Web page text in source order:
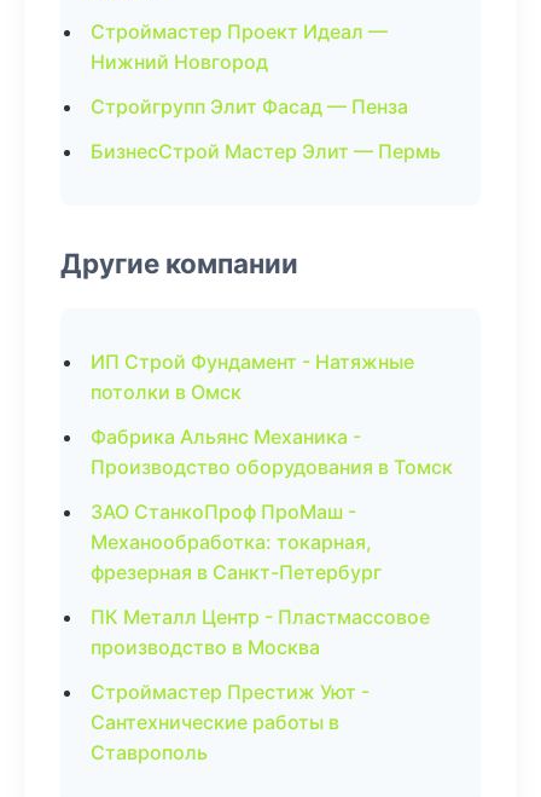
Строймастер Проект Идеал —
Нижний Новгород
Стройгрупп Элит Фасад — Пенза
БизнесСтрой Мастер Элит — Пермь
Другие компании
ИП Строй Фундамент - Натяжные
потолки в Омск
Фабрика Альянс Механика -
Производство оборудования в Томск
ЗАО СтанкоПроф ПроМаш -
Механообработка: токарная,
фрезерная в Санкт-Петербург
ПК Металл Центр - Пластмассовое
производство в Москва
Строймастер Престиж Уют -
Сантехнические работы в
Ставрополь